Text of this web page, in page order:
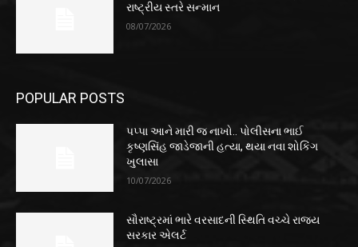
રાષ્ટ્રીય સ્તરે સન્માન
08/07/2026
POPULAR POSTS
પપ્પા આને મારી જ નાખો.. પોલીસના ભાઈ
કૃષ્ણસિંહ જાડેજાની હત્યા, થયા નવા શોકિંગ
ખુલાસા
10/07/2026
સૌરાષ્ટ્રમાં ભારે વરસાદની સ્થિતિ વચ્ચે રાજ્ય
સરકાર એલર્ટ